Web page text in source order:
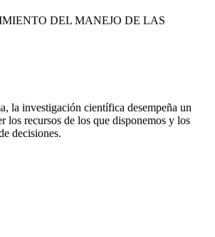
DEL MANEJO DE LAS
la investigación científica desempeña un
los recursos de los que disponemos y los
decisiones.